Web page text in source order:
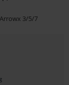
3/5/7